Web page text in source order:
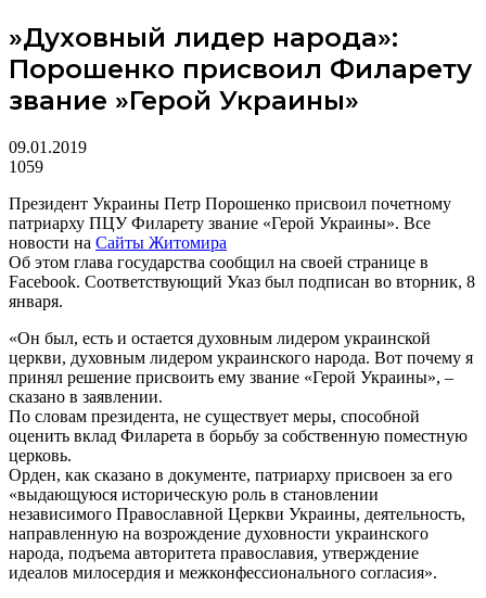
»Духовный лидер народа»:
Порошенко присвоил Филарету
звание »Герой Украины»
09.01.2019
1059
Президент Украины Петр Порошенко присвоил почетному
патриарху ПЦУ Филарету звание «Герой Украины». Все
новости на Сайты Житомира
Об этом глава государства сообщил на своей странице в
Facebook. Соответствующий Указ был подписан во вторник, 8
января.
«Он был, есть и остается духовным лидером украинской
церкви, духовным лидером украинского народа. Вот почему я
принял решение присвоить ему звание «Герой Украины», –
сказано в заявлении.
По словам президента, не существует меры, способной
оценить вклад Филарета в борьбу за собственную поместную
церковь.
Орден, как сказано в документе, патриарху присвоен за его
«выдающуюся историческую роль в становлении
независимого Православной Церкви Украины, деятельность,
направленную на возрождение духовности украинского
народа, подъема авторитета православия, утверждение
идеалов милосердия и межконфессионального согласия».